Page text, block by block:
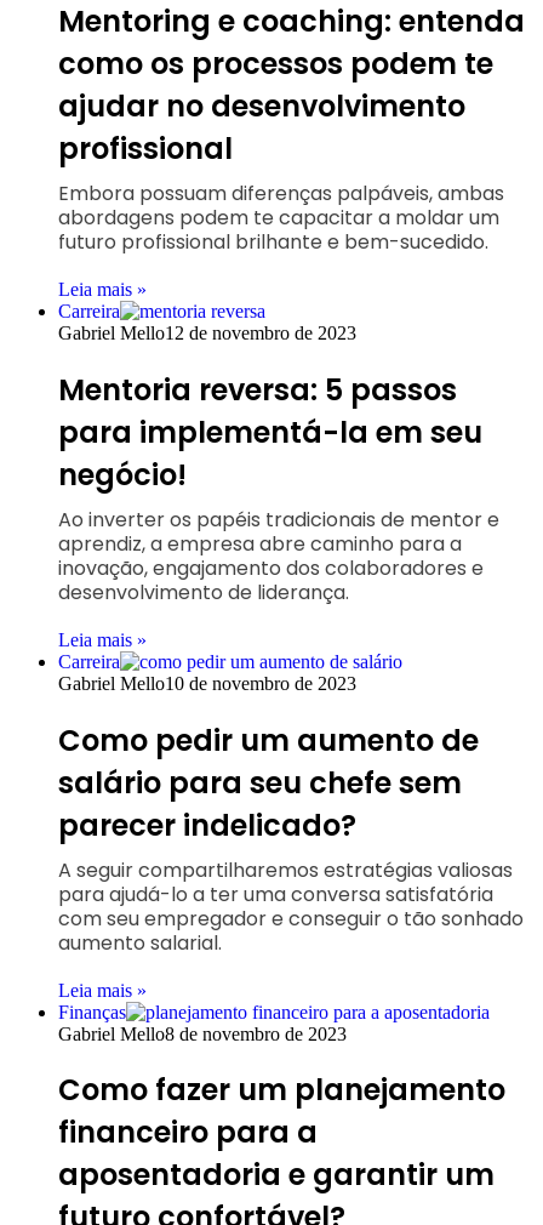
Mentoring e coaching: entenda
como os processos podem te
ajudar no desenvolvimento
profissional
Embora possuam diferenças palpáveis, ambas
abordagens podem te capacitar a moldar um
futuro profissional brilhante e bem-sucedido.
Leia mais »
Carreira
Gabriel Mello12 de novembro de 2023
Mentoria reversa: 5 passos
para implementá-la em seu
negócio!
Ao inverter os papéis tradicionais de mentor e
aprendiz, a empresa abre caminho para a
inovação, engajamento dos colaboradores e
desenvolvimento de liderança.
Leia mais »
Carreira
Gabriel Mello10 de novembro de 2023
Como pedir um aumento de
salário para seu chefe sem
parecer indelicado?
A seguir compartilharemos estratégias valiosas
para ajudá-lo a ter uma conversa satisfatória
com seu empregador e conseguir o tão sonhado
aumento salarial.
Leia mais »
Finanças
Gabriel Mello8 de novembro de 2023
Como fazer um planejamento
financeiro para a
aposentadoria e garantir um